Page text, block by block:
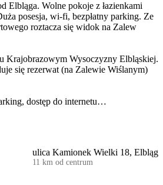
Elbląga. Wolne pokoje z łazienkami
posesja, wi-fi, bezpłatny parking. Ze
roztacza się widok na Zalew
Krajobrazowym Wysoczyzny Elbląskiej.
się rezerwat (na Zalewie Wiślanym)
dostęp do internetu
możliwość bezpiecznego
27.
ulica Kamionek Wielki 18, Elbląg
11 km od centrum